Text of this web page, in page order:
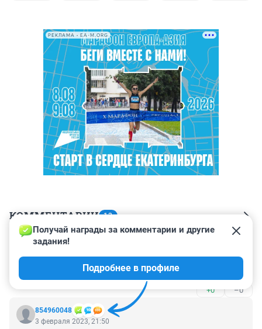
РЕКЛАМА • EA-M.ORG
КОММЕНТАРИИ 13
Гость
9 лет?! Беслан в 2004 году случился !!!
+0 –0
854960048
Получай награды за комментарии и другие
задания!
Подробнее в профиле
3 февраля 2023, 21:50